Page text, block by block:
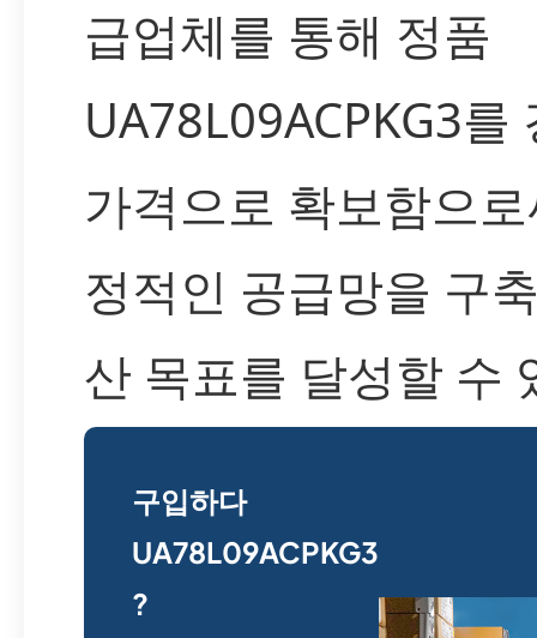
급업체를 통해 정품
UA78L09ACPKG3를
가격으로 확보함으
정적인 공급망을 구
산 목표를 달성할 수
구입하다
UA78L09ACPKG3
?